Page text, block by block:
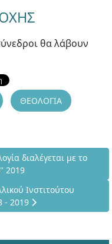
θα λάβουν
ΘΕΟΛΟΓΙΑ
Συνέδριο "Η θεολογία
διαλέγεται με το
2019
Πρόγραμμα Γαλλικού
Ινστιτούτου
- 2019